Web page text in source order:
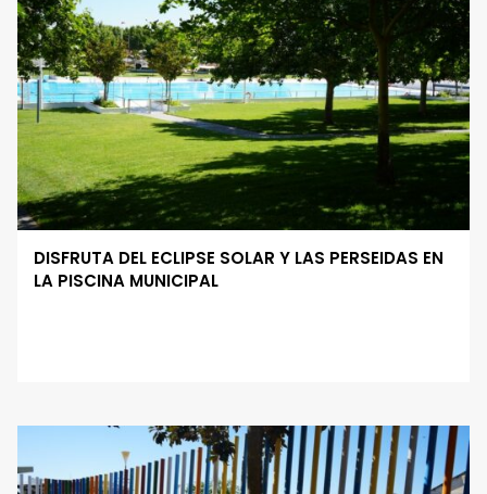
DISFRUTA DEL ECLIPSE SOLAR Y LAS PERSEIDAS EN
LA PISCINA MUNICIPAL